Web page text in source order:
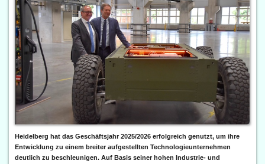
Heidelberg hat das Geschäftsjahr 2025/2026 erfolgreich genutzt, um ihre
Entwicklung zu einem breiter aufgestellten Technologieunternehmen
deutlich zu beschleunigen. Auf Basis seiner hohen Industrie- und